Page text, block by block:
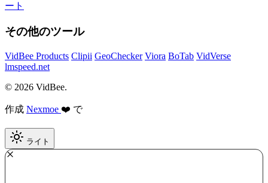
ート
その他のツール
VidBee Products Clipii GeoChecker Viora BoTab VidVerse
lmspeed.net
© 2026 VidBee.
作成 Nexmoe ❤️ で
ライト